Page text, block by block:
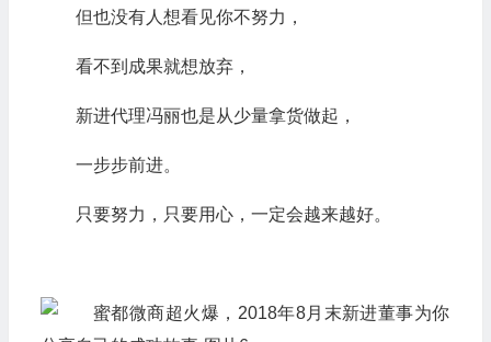
但也没有人想看见你不努力，
看不到成果就想放弃，
新进代理冯丽也是从少量拿货做起，
一步步前进。
只要努力，只要用心，一定会越来越好。